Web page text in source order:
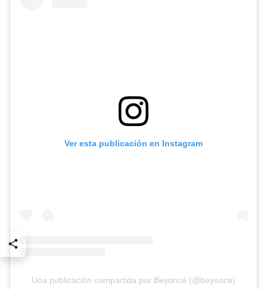
Ver esta publicación en Instagram
Una publicación compartida por Beyoncé (@beyonce)